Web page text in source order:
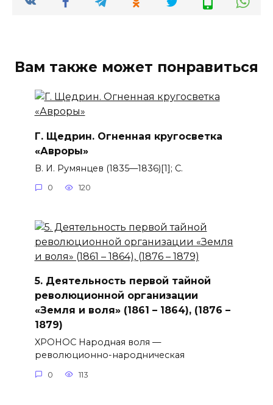
Вам также может понравиться
Г. Щедрин. Огненная кругосветка
«Авроры»
В. И. Румянцев (1835—1836)[1]; С.
0 120
5. Деятельность первой тайной
революционной организации
«Земля и воля» (1861 – 1864), (1876 –
1879)
XPOHOC Народная воля —
революционно-народническая
0 113